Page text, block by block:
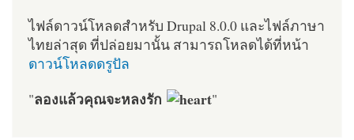
ไฟล์ดาวน์โหลดสำหรับ Drupal 8.0.0 และไฟล์ภาษา
ไทยล่าสุด ที่ปล่อยมานั้น สามารถโหลดได้ที่หน้า
ดาวน์โหลดดรูปัล
"ลองแล้วคุณจะหลงรัก "